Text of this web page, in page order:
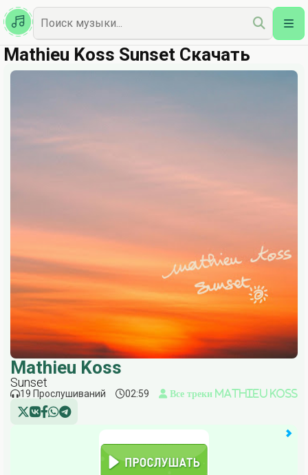
Казахская
Наш Топ
Mathieu Koss Sunset Скачать
Mathieu Koss
Sunset
19 Прослушиваний 02:59 Все треки Mathieu Koss